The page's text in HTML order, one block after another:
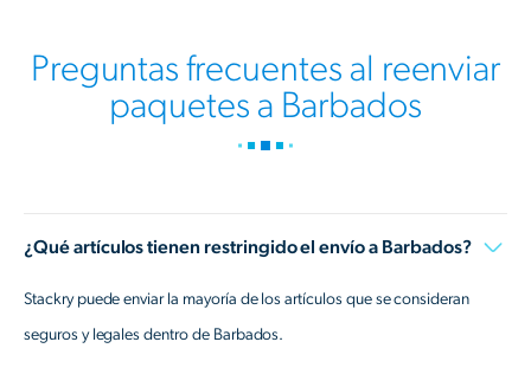
Preguntas frecuentes al reenviar
paquetes a Barbados
¿Qué artículos tienen restringido el envío a Barbados?
Stackry puede enviar la mayoría de los artículos que se consideran
seguros y legales dentro de Barbados.